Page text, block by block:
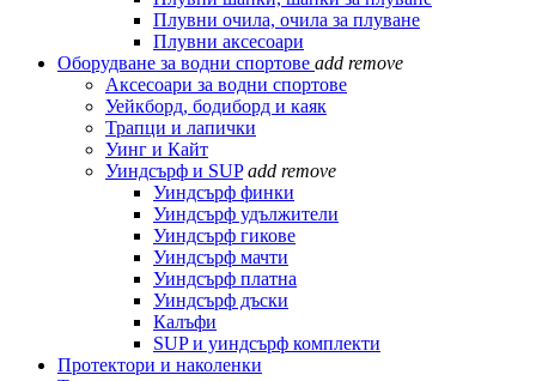
Плувни очила, очила за плуване
Плувни аксесоари
Оборудване за водни спортове add remove
Аксесоари за водни спортове
Уейкборд, бодиборд и каяк
Трапци и лапички
Уинг и Кайт
Уиндсърф и SUP add remove
Уиндсърф финки
Уиндсърф удължители
Уиндсърф гикове
Уиндсърф мачти
Уиндсърф платна
Уиндсърф дъски
Калъфи
SUP и уиндсърф комплекти
Протектори и наколенки